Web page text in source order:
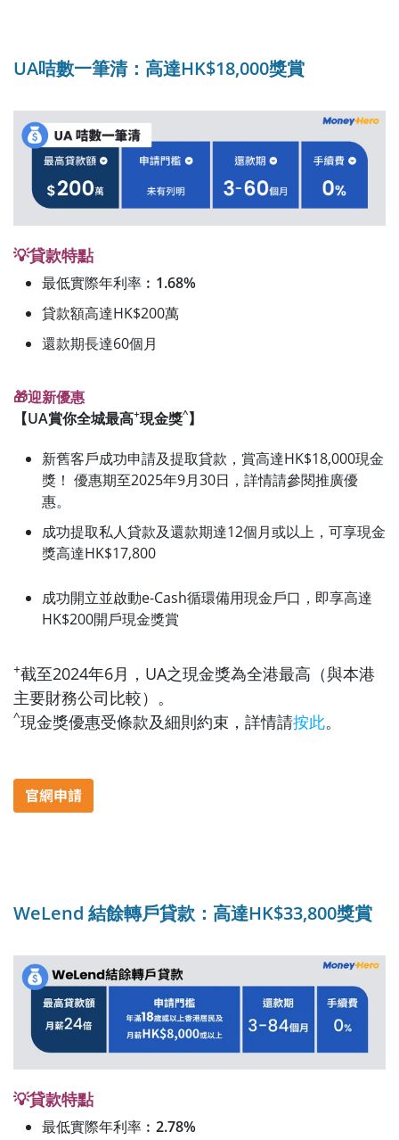
UA咭數一筆清：高達HK$18,000獎賞
💡貸款特點
最低實際年利率︰ 1.68%
貸款額高達HK$200萬
還款期長達60個月
🎁迎新優惠
【UA賞你全城最高+現金獎^】
新舊客戶成功申請及提取貸款，賞高達HK$18,000現金
獎！ 優惠期至2025年9月30日，詳情請參閱推廣優
惠。
成功提取私人貸款及還款期達12個月或以上，可享現金
獎高達HK$17,800
成功開立並啟動e-Cash循環備用現金戶口，即享高達
HK$200開戶現金獎賞
+截至2024年6月，UA之現金獎為全港最高（與本港
主要財務公司比較）。
^現金獎優惠受條款及細則約束，詳情請按此。
WeLend 結餘轉戶貸款：高達HK$33,800獎賞
💡貸款特點
最低實際年利率︰ 2.78%